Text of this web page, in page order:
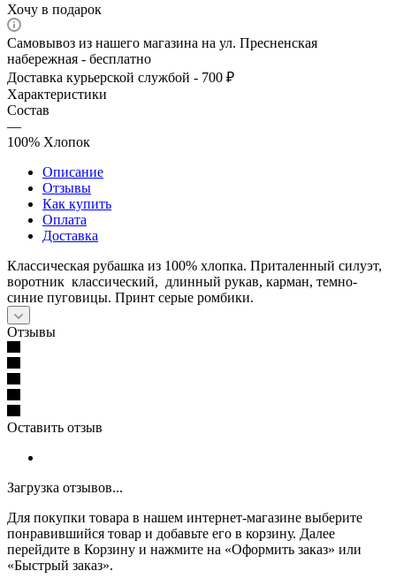
Хочу в подарок
Самовывоз из нашего магазина на ул. Пресненская
набережная - бесплатно
Доставка курьерской службой - 700 ₽
Характеристики
Состав
—
100% Хлопок
Описание
Отзывы
Как купить
Оплата
Доставка
Классическая рубашка из 100% хлопка. Приталенный силуэт,
воротник классический, длинный рукав, карман, темно-
синие пуговицы. Принт серые ромбики.
Отзывы
Оставить отзыв
Загрузка отзывов...
Для покупки товара в нашем интернет-магазине выберите
понравившийся товар и добавьте его в корзину. Далее
перейдите в Корзину и нажмите на «Оформить заказ» или
«Быстрый заказ».